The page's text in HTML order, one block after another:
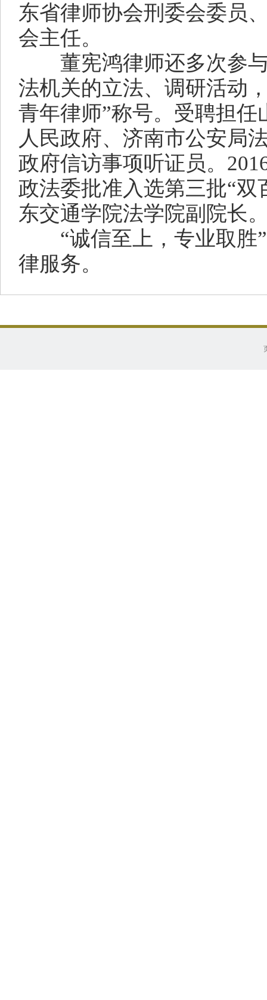
东省律师协会刑委会委员
会主任。
董宪鸿律师还多次参与
法机关的立法、调研活动
青年律师”称号。受聘担
人民政府、济南市公安局
政府信访事项听证员。
政法委批准入选第三批“双
东交通学院法学院副院长
“诚信至上，专业取胜”
律服务。